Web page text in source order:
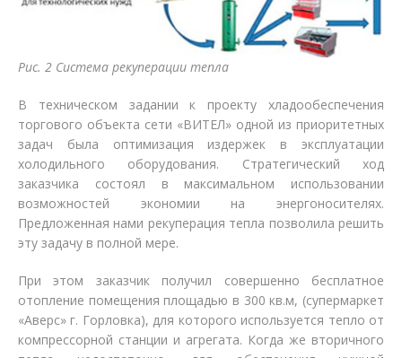
Рис. 2 Система рекуперации тепла
В техническом задании к проекту хладообеспечения
торгового объекта сети «ВИТЕЛ» одной из приоритетных
задач была оптимизация издержек в эксплуатации
холодильного оборудования. Стратегический ход
заказчика состоял в максимальном использовании
возможностей экономии на энергоносителях.
Предложенная нами рекуперация тепла позволила решить
эту задачу в полной мере.
При этом заказчик получил совершенно бесплатное
отопление помещения площадью в 300 кв.м, (супермаркет
«Аверс» г. Горловка), для которого используется тепло от
компрессорной станции и агрегата. Когда же вторичного